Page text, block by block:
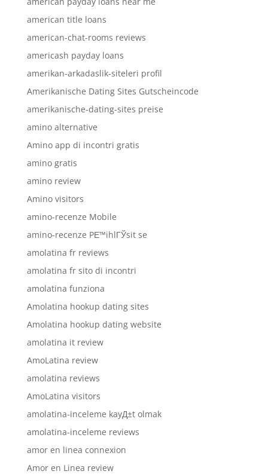
american title loans
american-chat-rooms reviews
americash payday loans
amerikan-arkadaslik-siteleri profil
Amerikanische Dating Sites Gutscheincode
amerikanische-dating-sites preise
amino alternative
Amino app di incontri gratis
amino gratis
amino review
Amino visitors
amino-recenze Mobile
amino-recenze PЕ™ihlГЎsit se
amolatina fr reviews
amolatina fr sito di incontri
amolatina funziona
Amolatina hookup dating sites
Amolatina hookup dating website
amolatina it review
AmoLatina review
amolatina reviews
AmoLatina visitors
amolatina-inceleme kayД±t olmak
amolatina-inceleme reviews
amor en linea connexion
Amor en Linea review